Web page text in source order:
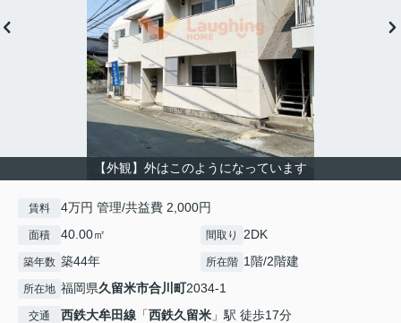
【外観】外はこのようになっています
賃料 4万円 管理/共益費 2,000円
面積 40.00㎡ 間取り 2DK
築年数 築44年 所在階 1階/2階建
所在地 福岡県久留米市合川町2034-1
交通 西鉄大牟田線 「西鉄久留米 」駅 徒歩17分